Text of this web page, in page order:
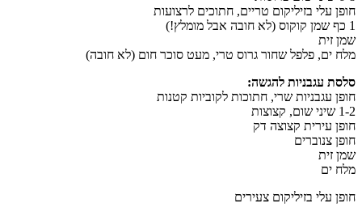
חופן עלי בזיליקום טריים, חתוכים לרצועות
1 כף שמן קוקוס (לא חובה אבל מומלץ!)
שמן זית
מלח ים, פלפל שחור גרוס טרי, מעט סוכר חום (לא חובה)
סלסת עגבניות להגשה:
חופן עגבניות שרי, חתוכות לקוביות קטנות
1-2 שיני שום, קצוצות
חופן עירית קצוצה דק
חופן צנוברים
שמן זית
מלח ים
חופן עלי בזיליקום צעירים